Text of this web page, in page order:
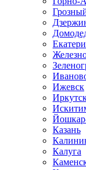
Ижевск
Казань
Калуга